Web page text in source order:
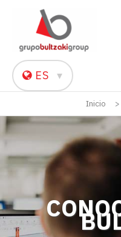
ES ▾
Inicio